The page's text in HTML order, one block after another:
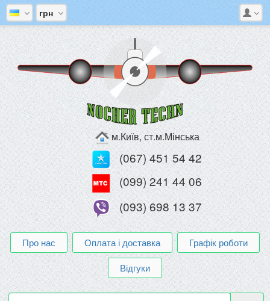
грн
м.Київ, ст.м.Мінська
(067) 451 54 42
(099) 241 44 06
(093) 698 13 37
Про нас Оплата і доставка
Графік роботи
Відгуки